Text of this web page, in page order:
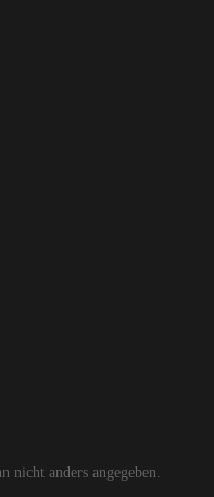
nicht anders angegeben.